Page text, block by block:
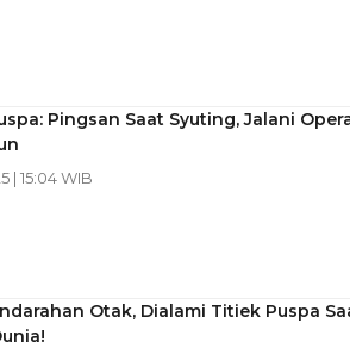
Pingsan Saat Syuting, Jalani
| 15:04 WIB
Otak, Dialami Titiek Puspa